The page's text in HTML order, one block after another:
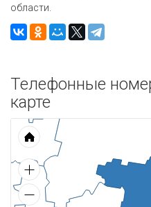
области.
Телефонные
карте